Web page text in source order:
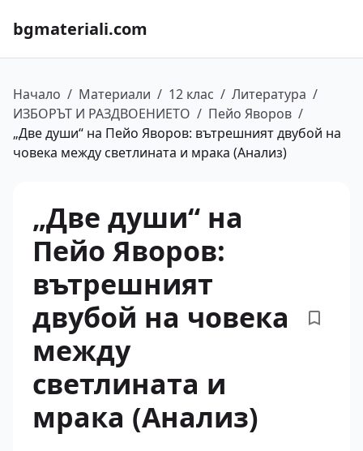
bgmateriali.com
Начало / Материали / 12 клас / Литература /
ИЗБОРЪТ И РАЗДВОЕНИЕТО / Пейо Яворов /
„Две души“ на Пейо Яворов: вътрешният двубой на
човека между светлината и мрака (Анализ)
„Две души“ на
Пейо Яворов:
вътрешният
двубой на човека
между
светлината и
мрака (Анализ)